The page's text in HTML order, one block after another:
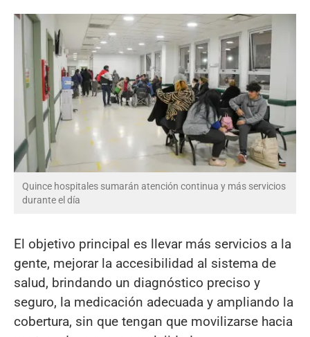
Quince hospitales sumarán atención continua y más servicios
durante el día
El objetivo principal es llevar más servicios a la
gente, mejorar la accesibilidad al sistema de
salud, brindando un diagnóstico preciso y
seguro, la medicación adecuada y ampliando la
cobertura, sin que tengan que movilizarse hacia